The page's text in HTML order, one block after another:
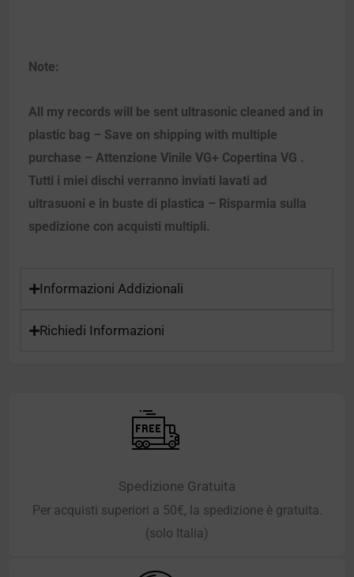
Note:
All my records will be sent ultrasonic cleaned and in
plastic bag – Save on shipping with multiple
purchase – Attenzione Vinile VG+ Copertina VG .
Tutti i miei dischi verranno inviati lavati ad
ultrasuoni e in buste di plastica – Risparmia sulla
spedizione con acquisti multipli.
Informazioni Addizionali
Richiedi Informazioni
Spedizione Gratuita
Per acquisti superiori a 50€, la spedizione è gratuita.
(solo Italia)